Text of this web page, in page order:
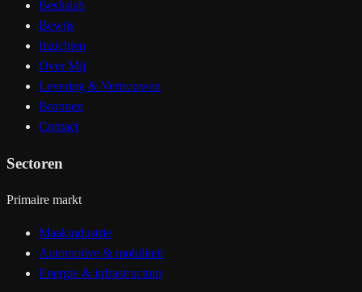
Beslislab
Bewijs
Inzichten
Over Mij
Levering & Vertrouwen
Bronnen
Contact
Sectoren
Primaire markt
Maakindustrie
Automotive & mobiliteit
Energie & infrastructuur